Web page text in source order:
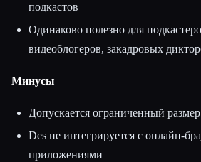
подкастов
Одинаково полезно для
видеоблогеров, закадровых
Минусы
Допускается ограниченный
Des не интегрируется с онлайн-
приложениями